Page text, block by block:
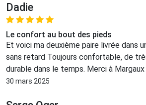
Dadie
Le confort au bout des pieds
Et voici ma deuxième paire livrée dans
sans retard Toujours confortable, de
durable dans le temps. Merci à
de ces charentaise. Juste une déception je n'ai pas retrouvé
30 mars 2025